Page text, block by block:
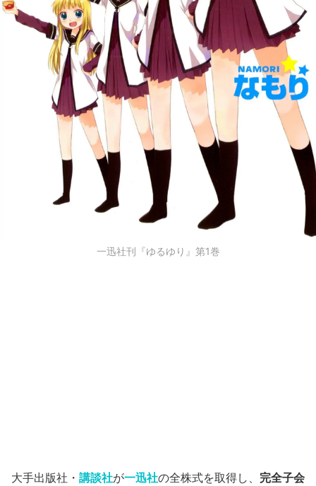
一迅社刊『ゆるゆり』第1巻
大手出版社・ 講談社が一迅社の全株式を取得し、 完全子会